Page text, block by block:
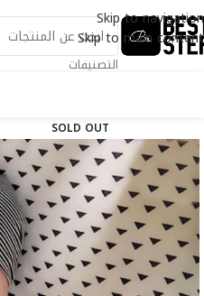
Skip to navigation
Skip to main content
التصنيفات
SOLD OUT